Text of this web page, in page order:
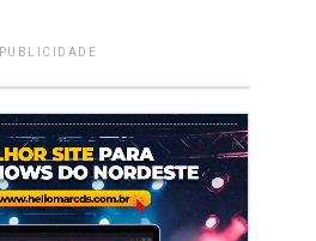
PUBLICIDADE